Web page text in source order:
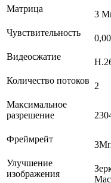
Матрица
3
Чувствительность
Видеосжатие
Количество потоков
2
Максимальное
разрешение
Фреймрейт
Улучшение
изображения